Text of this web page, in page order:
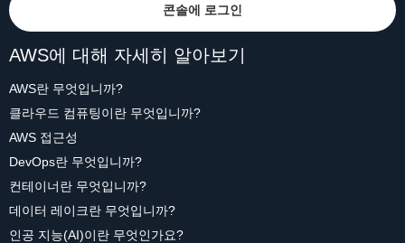
콘솔에 로그인
AWS에 대해 자세히 알아보기
AWS란 무엇입니까?
클라우드 컴퓨팅이란 무엇입니까?
AWS 접근성
DevOps란 무엇입니까?
컨테이너란 무엇입니까?
데이터 레이크란 무엇입니까?
인공 지능(AI)이란 무엇인가요?